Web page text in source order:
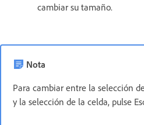
cambiar su tamaño.
Nota
Para cambiar entre la selección
y la selección de la celda, pulse